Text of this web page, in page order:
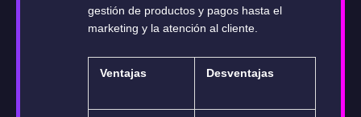
gestión de productos y pagos hasta el
marketing y la atención al cliente.
Ventajas Desventajas